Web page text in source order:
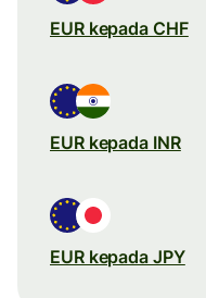
EUR kepada CHF
EUR kepada INR
EUR kepada JPY